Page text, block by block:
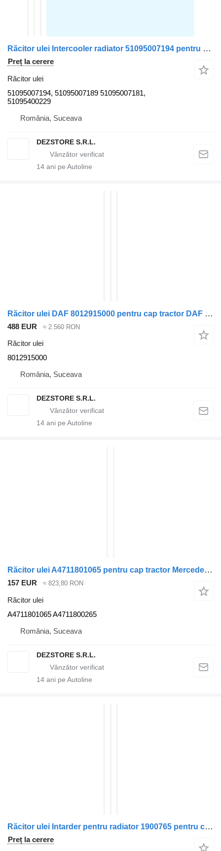
Răcitor ulei Intercooler radiator 51095007194 pentru cap tractor MAN TGX
Preț la cerere
Răcitor ulei
51095007194, 51095007189 51095007181,
51095400229
România, Suceava
DEZSTORE S.R.L.
14 ani pe Autoline
Răcitor ulei DAF 8012915000 pentru cap tractor DAF LF45
488 EUR ≈ 2.560 RON
Răcitor ulei
8012915000
România, Suceava
DEZSTORE S.R.L.
14 ani pe Autoline
Răcitor ulei A4711801065 pentru cap tractor Mercedes-Benz ACTROS MP4
157 EUR ≈ 823,80 RON
Răcitor ulei
A4711801065 A4711800265
România, Suceava
DEZSTORE S.R.L.
14 ani pe Autoline
Răcitor ulei Intarder pentru radiator 1900765 pentru cap tractor DAF XF
Preț la cerere